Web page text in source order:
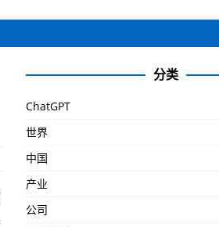
分类
ChatGPT
世界
中国
产业
公司